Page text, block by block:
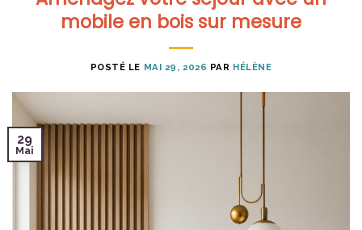
mobile en bois sur mesure
POSTÉ LE MAI 29, 2026 PAR HÉLÈNE
29
Mai